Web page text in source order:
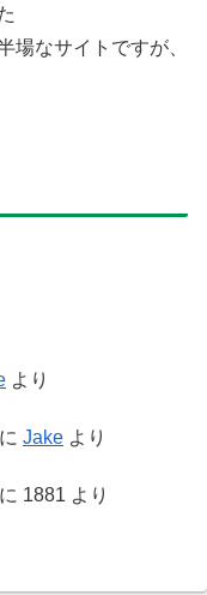
場なサイトですが、
より
に Jake より
に 1881 より